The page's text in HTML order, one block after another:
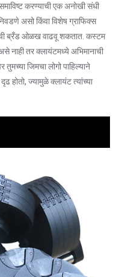
करण्याची एक अनोखी संधी
असो किंवा विशेष ग्राफिक्स
ब्रँड ओळख वाढवू शकतात. कस्टम
नाही तर क्लायंटमध्ये अभिमानाची
जिमचा लोगो पाहिल्याने
ज्यामुळे क्लायंट त्यांच्या